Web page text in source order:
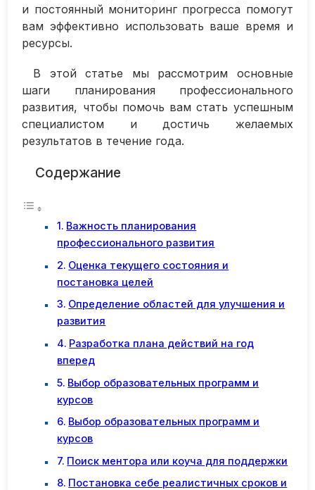
и постоянный мониторинг прогресса помогут
вам эффективно использовать ваше время и
ресурсы.
В этой статье мы рассмотрим основные
шаги планирования профессионального
развития, чтобы помочь вам стать успешным
специалистом и достичь желаемых
результатов в течение года.
Содержание
Важность планирования
профессионального развития
Оценка текущего состояния и
постановка целей
Определение областей для улучшения и
развития
Разработка плана действий на год
вперед
Выбор образовательных программ и
курсов
Выбор образовательных программ и
курсов
Поиск ментора или коуча для поддержки
Постановка себе реалистичных сроков и